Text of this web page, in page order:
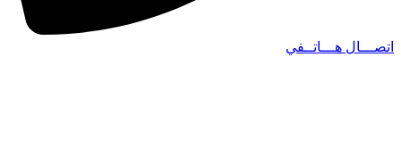
اتصـــال هـــاتــفي